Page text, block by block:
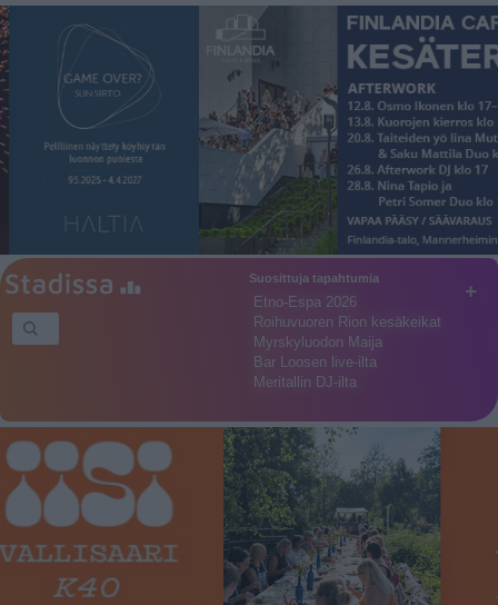
+
Suosittuja tapahtumia
Etno-Espa 2026
Roihuvuoren Rion kesäkeikat
Myrskyluodon Maija
Bar Loosen live-ilta
Meritallin DJ-ilta